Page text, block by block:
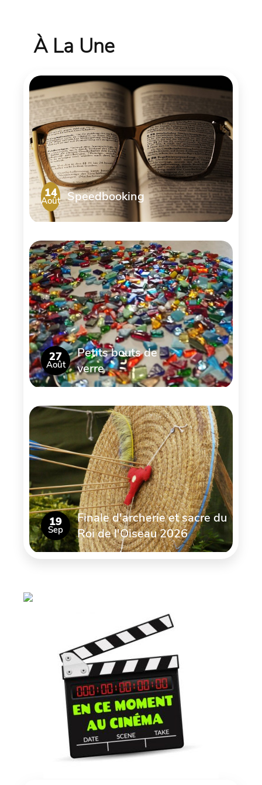
À La Une
14
Août Speedbooking
27
Août
Petits bouts de
verre
19
Sep
Finale d'archerie et sacre du
Roi de l'Oiseau 2026